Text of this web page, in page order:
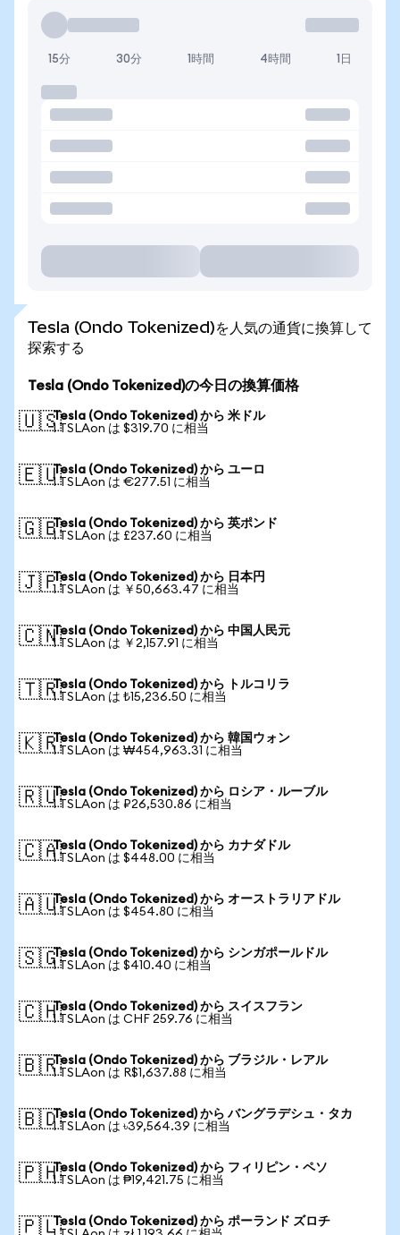
15分 30分 1時間 4時間 1日
Tesla (Ondo Tokenized)を人気の通貨に換算して
探索する
Tesla (Ondo Tokenized)の今日の換算価格
🇺🇸Tesla (Ondo Tokenized) から 米ドル
1 TSLAon は $319.70 に相当
🇪🇺Tesla (Ondo Tokenized) から ユーロ
1 TSLAon は €277.51 に相当
🇬🇧Tesla (Ondo Tokenized) から 英ポンド
1 TSLAon は £237.60 に相当
🇯🇵Tesla (Ondo Tokenized) から 日本円
1 TSLAon は ￥50,663.47 に相当
🇨🇳Tesla (Ondo Tokenized) から 中国人民元
1 TSLAon は ￥2,157.91 に相当
🇹🇷Tesla (Ondo Tokenized) から トルコリラ
1 TSLAon は ₺15,236.50 に相当
🇰🇷Tesla (Ondo Tokenized) から 韓国ウォン
1 TSLAon は ₩454,963.31 に相当
🇷🇺Tesla (Ondo Tokenized) から ロシア・ルーブル
1 TSLAon は ₽26,530.86 に相当
🇨🇦Tesla (Ondo Tokenized) から カナダドル
1 TSLAon は $448.00 に相当
🇦🇺Tesla (Ondo Tokenized) から オーストラリアドル
1 TSLAon は $454.80 に相当
🇸🇬Tesla (Ondo Tokenized) から シンガポールドル
1 TSLAon は $410.40 に相当
🇨🇭Tesla (Ondo Tokenized) から スイスフラン
1 TSLAon は CHF 259.76 に相当
🇧🇷Tesla (Ondo Tokenized) から ブラジル・レアル
1 TSLAon は R$1,637.88 に相当
🇧🇩Tesla (Ondo Tokenized) から バングラデシュ・タカ
1 TSLAon は ৳39,564.39 に相当
🇵🇭Tesla (Ondo Tokenized) から フィリピン・ペソ
1 TSLAon は ₱19,421.75 に相当
🇵🇱Tesla (Ondo Tokenized) から ポーランド ズロチ